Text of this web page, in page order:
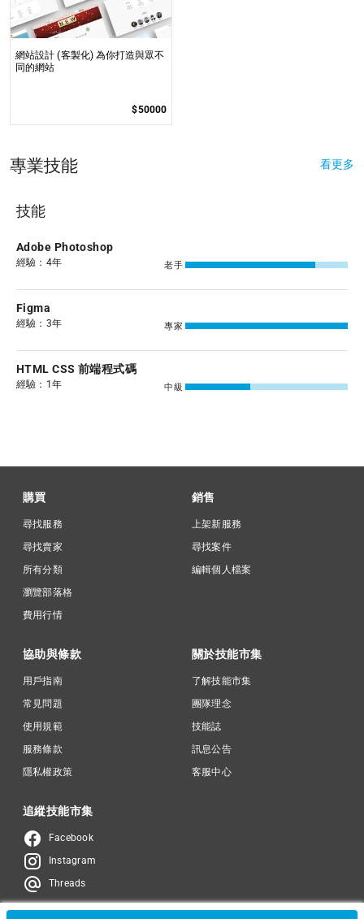
網站設計 (客製化) 為你打造與眾不
同的網站
$50000
專業技能 看更多
技能
Adobe Photoshop
經驗：4年 老手
Figma
經驗：3年 專家
HTML CSS 前端程式碼
經驗：1年 中級
購買
尋找服務
尋找賣家
所有分類
瀏覽部落格
費用行情
銷售
上架新服務
尋找案件
編輯個人檔案
協助與條款
用戶指南
常見問題
使用規範
服務條款
隱私權政策
關於技能市集
了解技能市集
團隊理念
技能誌
訊息公告
客服中心
追縱技能市集
Facebook
Instagram
Threads